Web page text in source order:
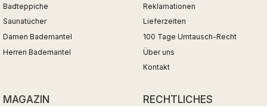
Badteppiche
Saunatücher
Damen Bademantel
Herren Bademantel
Reklamationen
Lieferzeiten
100 Tage Umtausch-Recht
Über uns
Kontakt
MAGAZIN RECHTLICHES